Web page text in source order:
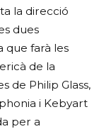
la direcció
dues
que farà les
de la
de Philip Glass,
i Kebyart
per a